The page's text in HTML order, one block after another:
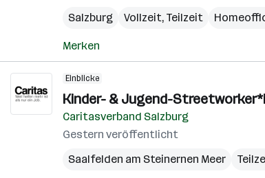
Salzburg
Vollzeit, Teilzeit
Merken
Einblicke
Kinder- & Jugend-
Caritasverband Salzburg
Gestern veröffentlicht
Saalfelden am Steinernen Meer